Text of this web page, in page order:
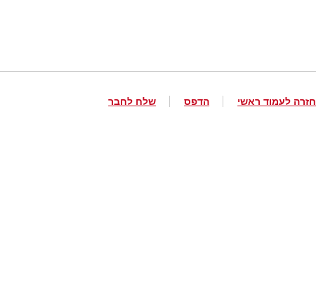
חזרה לעמוד ראשי הדפס שלח לחבר